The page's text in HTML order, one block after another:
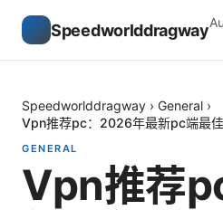
Speedworlddragway
Speedworlddragway › General ›
Vpn推荐pc：2026年最新pc端最
GENERAL
Vpn推荐